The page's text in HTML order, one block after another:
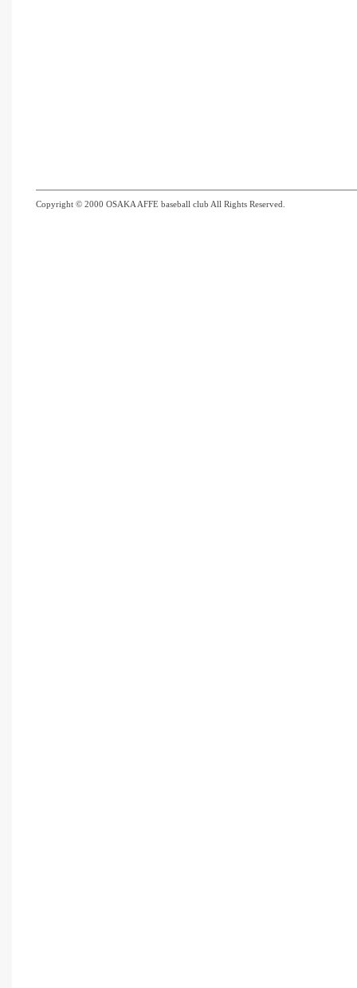
Copyright © 2000 OSAKA AFFE baseball club All Rights Reserved.